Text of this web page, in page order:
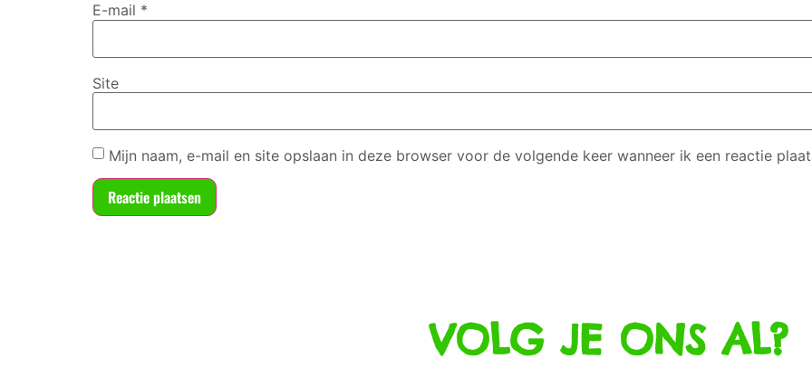
E-mail *
Site
Mijn naam, e-mail en site opslaan in deze browser voor de volgende keer wanneer ik een reactie
VOLG JE ONS AL?